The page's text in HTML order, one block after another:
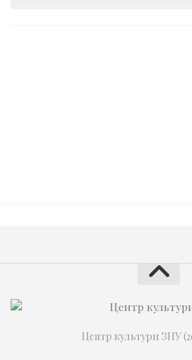
Центр культури ЗНУ